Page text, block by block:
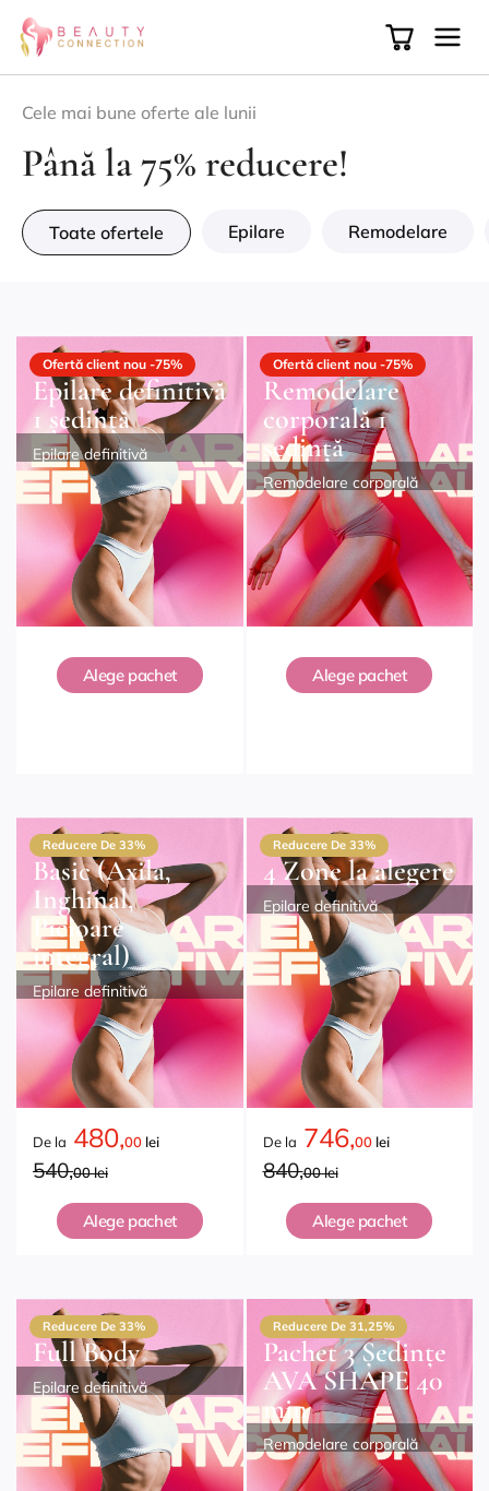
Cele mai bune oferte ale lunii
Până la 75% reducere!
Toate ofertele Epilare Remodelare
Ofertă client nou -75%
Epilare definitivă
1 ședință
Epilare definitivă
Alege pachet
Ofertă client nou -75%
Remodelare
corporală 1
ședință
Remodelare corporală
Alege pachet
Reducere De 33%
Basic (Axila,
Inghinal,
Picioare
integral)
Epilare definitivă
De la 480,00 lei
540,00 lei
Alege pachet
Reducere De 33%
4 Zone la alegere
Epilare definitivă
De la 746,00lei
840,00 lei
Alege pachet
Reducere De 33%
Full Body
Epilare definitivă
Reducere De 31,25%
Pachet 3 Ședințe
AVA SHAPE 40
min
Remodelare corporală